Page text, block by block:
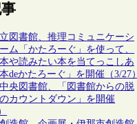
図書館、推理コミュニケーシ
ム「かたろーぐ」を使って、
や読みたい本を当てっこしあ
deかたろーぐ」を開催（3/27）
央図書館、「図書館からの脱
カウントダウン」を開催